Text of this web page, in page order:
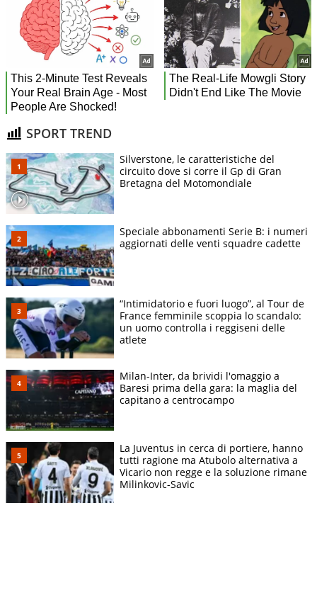
SPORT TREND
Silverstone, le caratteristiche del
circuito dove si corre il Gp di Gran
Bretagna del Motomondiale
Speciale abbonamenti Serie B: i numeri
aggiornati delle venti squadre cadette
“Intimidatorio e fuori luogo”, al Tour de
France femminile scoppia lo scandalo:
un uomo controlla i reggiseni delle
atlete
Milan-Inter, da brividi l'omaggio a
Baresi prima della gara: la maglia del
capitano a centrocampo
La Juventus in cerca di portiere, hanno
tutti ragione ma Atubolo alternativa a
Vicario non regge e la soluzione rimane
Milinkovic-Savic